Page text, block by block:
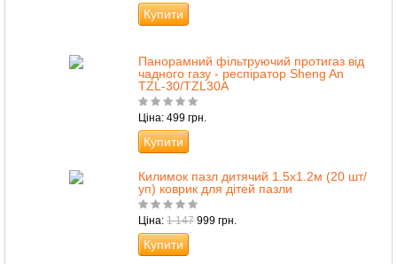
Купити
Панорамний фільтруючий протигаз від
чадного газу - респіратор Sheng An
TZL-30/TZL30A
Ціна: 499 грн.
Купити
Килимок пазл дитячий 1.5х1.2м (20 шт/
уп) коврик для дітей пазли
Ціна: 1 147 999 грн.
Купити